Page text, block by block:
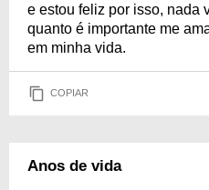
e estou feliz por isso, nada
quanto é importante me
em minha vida.
COPIAR
Anos de vida